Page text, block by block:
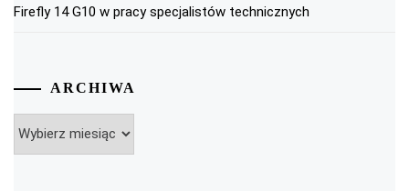
Firefly 14 G10 w pracy specjalistów technicznych
ARCHIWA